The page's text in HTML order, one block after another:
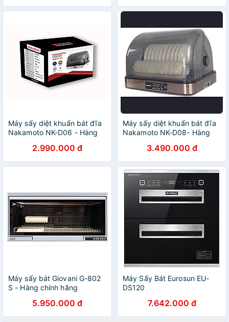
Máy sấy diệt khuẩn bát đĩa
Nakamoto NK-D06 - Hàng
2.990.000 đ
Máy sấy diệt khuẩn bát đĩa
Nakamoto NK-D08- Hàng
3.490.000 đ
Máy sấy bát Giovani G-802
S - Hàng chính hãng
5.950.000 đ
Máy Sấy Bát Eurosun EU-
DS120
7.642.000 đ